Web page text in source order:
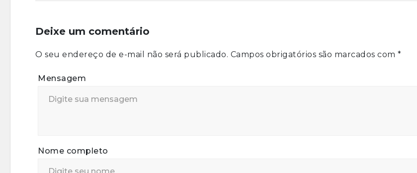
Deixe um comentário
O seu endereço de e-mail não será publicado. Campos obrigatórios são marcados com *
Mensagem
Nome completo